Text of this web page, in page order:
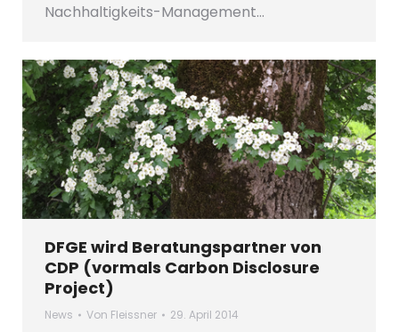
Nachhaltigkeits-Management…
DFGE wird Beratungspartner von
CDP (vormals Carbon Disclosure
Project)
News Von Fleissner 29. April 2014